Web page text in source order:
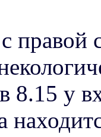
правой
8.15 у